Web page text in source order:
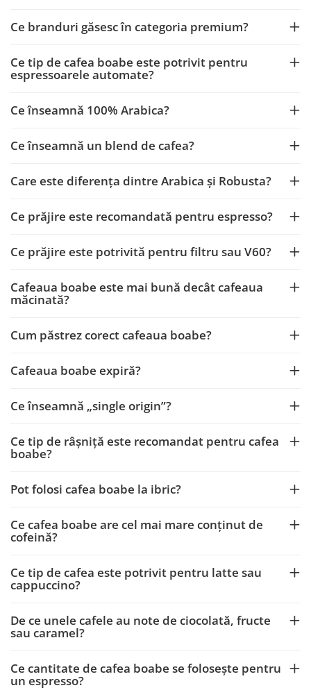
Ce branduri găsesc în categoria premium?
Ce tip de cafea boabe este potrivit pentru
espressoarele automate?
Ce înseamnă 100% Arabica?
Ce înseamnă un blend de cafea?
Care este diferența dintre Arabica și Robusta?
Ce prăjire este recomandată pentru espresso?
Ce prăjire este potrivită pentru filtru sau V60?
Cafeaua boabe este mai bună decât cafeaua
măcinată?
Cum păstrez corect cafeaua boabe?
Cafeaua boabe expiră?
Ce înseamnă „single origin”?
Ce tip de râșniță este recomandat pentru cafea
boabe?
Pot folosi cafea boabe la ibric?
Ce cafea boabe are cel mai mare conținut de
cofeină?
Ce tip de cafea este potrivit pentru latte sau
cappuccino?
De ce unele cafele au note de ciocolată, fructe
sau caramel?
Ce cantitate de cafea boabe se folosește pentru
un espresso?